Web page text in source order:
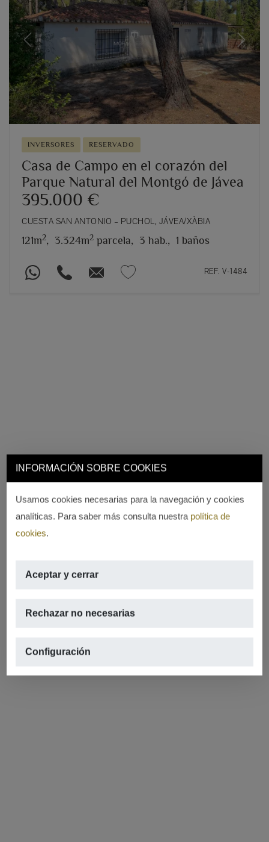
INFORMACIÓN SOBRE COOKIES
Usamos cookies necesarias para la navegación y cookies
analíticas. Para saber más consulta nuestra política de
cookies.
Aceptar y cerrar
Rechazar no necesarias
Configuración
Previous Next
INVERSORES RESERVADO
Casa de Campo en el corazón del
Parque Natural del Montgó de Jávea
395.000 €
CUESTA SAN ANTONIO – PUCHOL, JÁVEA/XÀBIA
121m2, 3.324m2 parcela, 3 hab., 1 baños
REF. V-1484